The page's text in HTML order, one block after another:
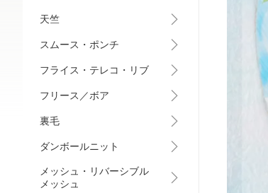
天竺
スムース・ポンチ
フライス・テレコ・リブ
フリース／ボア
裏毛
ダンボールニット
メッシュ・リバーシブル
メッシュ